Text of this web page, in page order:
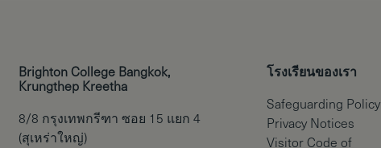
Brighton College Bangkok,
Krungthep Kreetha
8/8 กรุงเทพกรีฑา ซอย 15 แยก 4
(สุเหร่าใหญ่)
โรงเรียนของเรา
Safeguarding Policy
Privacy Notices
Visitor Code of